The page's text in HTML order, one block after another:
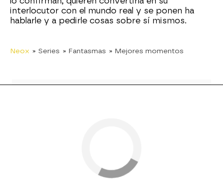
interlocutor con el mundo real y se ponen ha
hablarle y a pedirle cosas sobre sí mismos.
Neox » Series » Fantasmas » Mejores momentos